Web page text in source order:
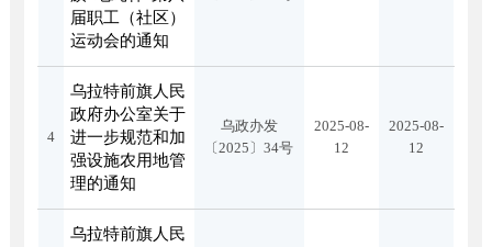
届职工（社区）
运动会的通知
4
乌拉特前旗人民
政府办公室关于
进一步规范和加
强设施农用地管
理的通知
乌政办发
〔2025〕34号
2025-08-
12
2025-08-
12
乌拉特前旗人民